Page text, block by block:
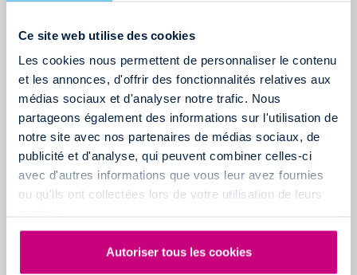
Ce site web utilise des cookies
Les cookies nous permettent de personnaliser le contenu
et les annonces, d'offrir des fonctionnalités relatives aux
médias sociaux et d'analyser notre trafic. Nous
partageons également des informations sur l'utilisation de
notre site avec nos partenaires de médias sociaux, de
publicité et d'analyse, qui peuvent combiner celles-ci
avec d'autres informations que vous leur avez fournies
ou qu'ils ont collectées lors de votre utilisation de leurs
Autoriser tous les cookies
VÉHICULES DISPONIBLES À ANGERS